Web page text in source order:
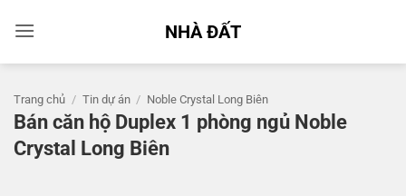
qua
NHÀ ĐẤT
Trang chủ / Tin dự án / Noble Crystal Long Biên
Bán căn hộ Duplex 1 phòng ngủ Noble
Crystal Long Biên